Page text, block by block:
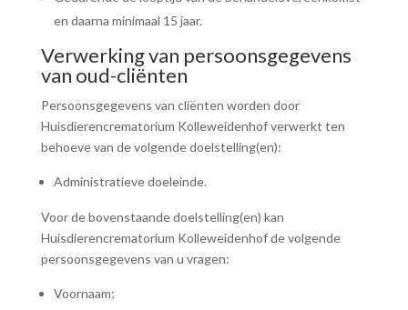
en daarna minimaal 15 jaar.
Verwerking van persoonsgegevens
van oud-cliënten
Persoonsgegevens van cliënten worden door
Huisdierencrematorium Kolleweidenhof verwerkt ten
behoeve van de volgende doelstelling(en):
Administratieve doeleinde.
Voor de bovenstaande doelstelling(en) kan
Huisdierencrematorium Kolleweidenhof de volgende
persoonsgegevens van u vragen:
Voornaam;